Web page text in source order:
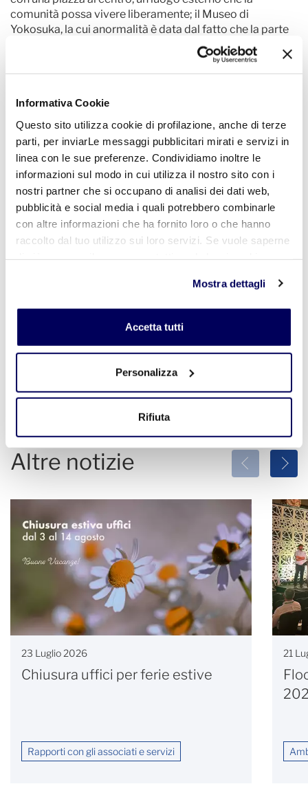
Informativa Cookie
Questo sito utilizza cookie di profilazione, anche di terze
parti, per inviarLe messaggi pubblicitari mirati e servizi in
linea con le sue preferenze. Condividiamo inoltre le
informazioni sul modo in cui utilizza il nostro sito con i
nostri partner che si occupano di analisi dei dati web,
pubblicità e social media i quali potrebbero combinarle
con altre informazioni che ha fornito loro o che hanno
raccolto dal tuo utilizzo sui loro servizi. Se vuole saperne
sul tasto "Accetta tutti". Se non vuole i cookie di
profilazione può negare il consenso sul tasto "Rifiuta".
Mostra dettagli
Accetta tutti
Personalizza
Rifiuta
comunità possa vivere liberamente; il Museo di
Yokosuka, la cui anormalità è data dal fatto che la parte
espositiva si trova nella zona ipogea, sovrastata da un
grande ristorante, la cui configurazione rappresenta un
altro spazio aperto rivolto alla città.
curato, realizzato all'inizio della sua carriera, Villa a
Yatsugatake, in cui già era racchiusa l'essenza della sua
architettura. Una struttura piccola interamente aperta
all'ambiente circostante, in cui è stato creato un
collegamento con l'esterno: uno spazio in cui chiunque
può accedere nonostante si tratti di un'abitazione
privata.
" Tutte le opere mostrate sono architetture il più aperte
possibile nei confronti dell'esterno, dello spazio
pubblico" sottolinea Riken Yamamoto. "La mia
in cui le persone possano entrare liberamente, cercando
spazio realmente aperto, le persone possono utilizzare
questi luoghi proprio come ambiente pubblico. Creando
sempre di più, io credo sia possibile cambiare il mondo".
Altre notizie
23 Luglio 2026
Chiusura uffici per ferie estive
Rapporti con gli associati e servizi
21